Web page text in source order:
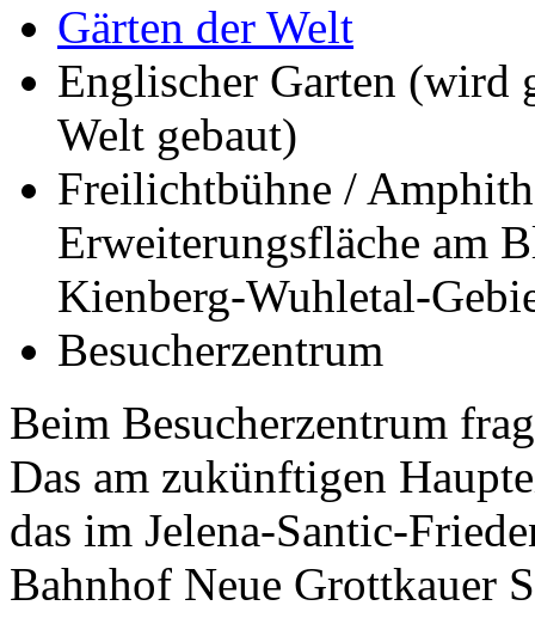
Gärten der Welt
Englischer Garten (wird
Welt gebaut)
Freilichtbühne /
Erweiterungsfläche am
Kienberg-Wuhletal-
Besucherzentrum
Beim Besucherzentrum
Das am zukünftigen
das im Jelena-Santic-
Bahnhof Neue Grottkauer